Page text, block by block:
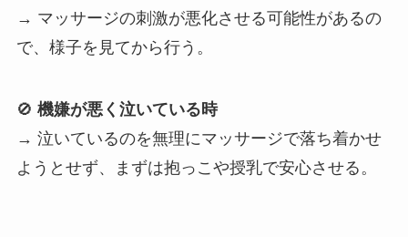
→ マッサージの刺激が悪化させる可能性があるの
で、様子を見てから行う。
🚫 機嫌が悪く泣いている時
→ 泣いているのを無理にマッサージで落ち着かせ
ようとせず、まずは抱っこや授乳で安心させる。